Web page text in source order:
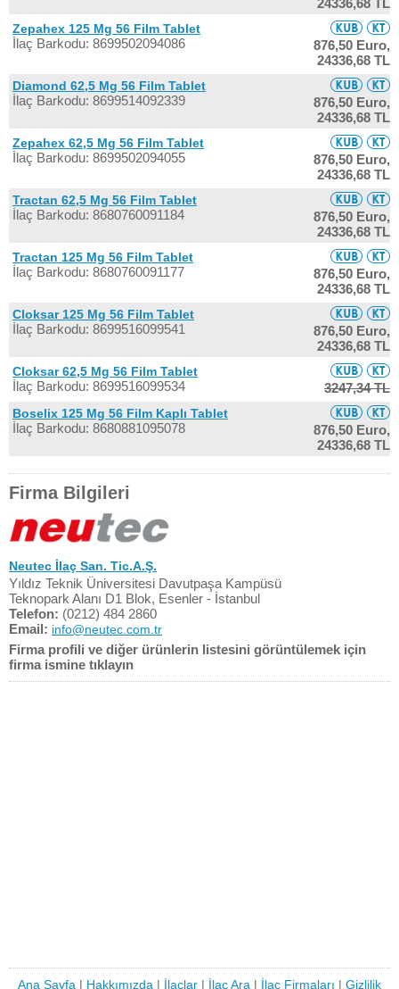
24336,68 TL
Zepahex 125 Mg 56 Film Tablet
İlaç Barkodu: 8699502094086
876,50 Euro,
24336,68 TL
Diamond 62,5 Mg 56 Film Tablet
İlaç Barkodu: 8699514092339
876,50 Euro,
24336,68 TL
Zepahex 62,5 Mg 56 Film Tablet
İlaç Barkodu: 8699502094055
876,50 Euro,
24336,68 TL
Tractan 62,5 Mg 56 Film Tablet
İlaç Barkodu: 8680760091184
876,50 Euro,
24336,68 TL
Tractan 125 Mg 56 Film Tablet
İlaç Barkodu: 8680760091177
876,50 Euro,
24336,68 TL
Cloksar 125 Mg 56 Film Tablet
İlaç Barkodu: 8699516099541
876,50 Euro,
24336,68 TL
Cloksar 62,5 Mg 56 Film Tablet
İlaç Barkodu: 8699516099534 3247,34 TL
Boselix 125 Mg 56 Film Kaplı Tablet
İlaç Barkodu: 8680881095078
876,50 Euro,
24336,68 TL
Firma Bilgileri
Neutec İlaç San. Tic.A.Ş.
Yıldız Teknik Üniversitesi Davutpaşa Kampüsü
Teknopark Alanı D1 Blok, Esenler - İstanbul
Telefon: (0212) 484 2860
Email: info@neutec.com.tr
Firma profili ve diğer ürünlerin listesini görüntülemek için
firma ismine tıklayın
Ana Sayfa | Hakkımızda | İlaçlar | İlaç Ara | İlaç Firmaları | Gizlilik